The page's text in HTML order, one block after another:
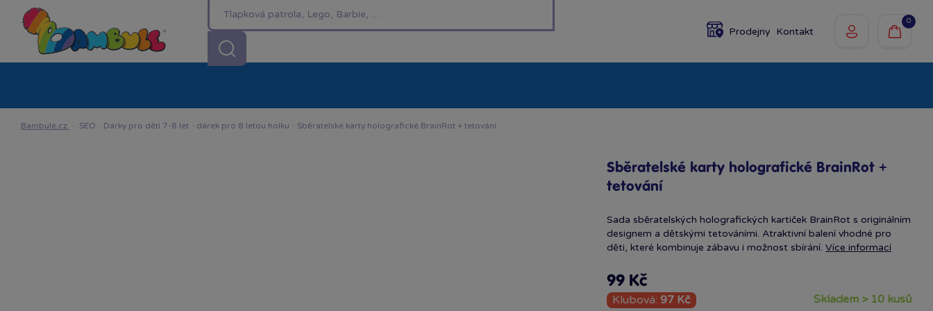
Prodejny Kontakt
0
Bambule.cz · SEO · Dárky pro děti 7-8 let · dárek pro 8 letou holku · Sběratelské karty holografické BrainRot + tetování
Sběratelské karty holografické BrainRot +
tetování
Sada sběratelských holografických kartiček BrainRot s originálním
designem a dětskými tetováními. Atraktivní balení vhodné pro
děti, které kombinuje zábavu i možnost sbírání. Více informací
99 Kč
Klubová: 97 Kč skladem > 10 kusů